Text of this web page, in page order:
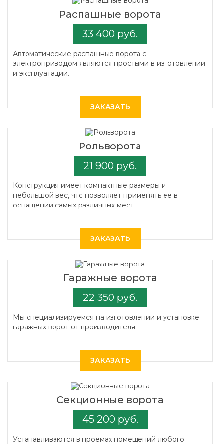
Распашные ворота
33 400 руб.
Автоматические распашные ворота с
электроприводом являются простыми в изготовлении
и эксплуатации.
ЗАКАЗАТЬ
Рольворота
21 900 руб.
Конструкция имеет компактные размеры и
небольшой вес, что позволяет применять ее в
оснащении самых различных мест.
ЗАКАЗАТЬ
Гаражные ворота
22 350 руб.
Мы специализируемся на изготовлении и установке
гаражных ворот от производителя.
ЗАКАЗАТЬ
Секционные ворота
45 200 руб.
Устанавливаются в проемах помещений любого